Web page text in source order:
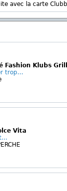
avec la carte
Fashion Klubs Grill
trop...
Vita